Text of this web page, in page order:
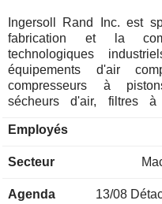
Ingersoll Rand Inc. est
fabrication et la
technologiques
équipements d'air
compresseurs à
sécheurs d'air, filtres
des véhicules utilitaires,
Ingersoll Rand, Gardner
suivante : Etats-Unis
Employés
Secteur
Agenda 13/08